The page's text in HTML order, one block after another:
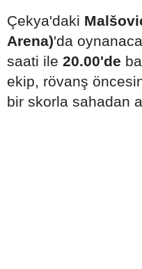
Çekya'daki
Arena)'da
saati ile 20.00'de
ekip, rövanş
bir skorla sahadan